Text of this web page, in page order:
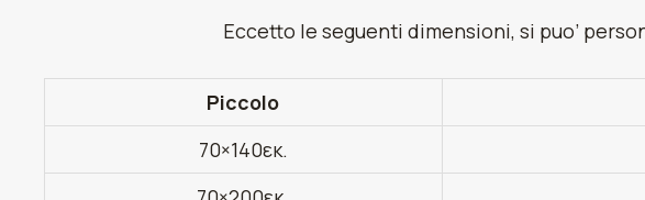
Eccetto le seguenti dimensioni, si puo’
Piccolo
70×140εκ.